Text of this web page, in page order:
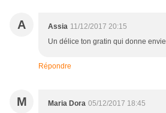
A Assia 11/12/2017 20:15
Un délice ton gratin qui donne envie
Répondre
M Maria Dora 05/12/2017 18:45